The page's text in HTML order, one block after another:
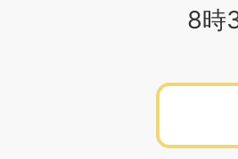
8時